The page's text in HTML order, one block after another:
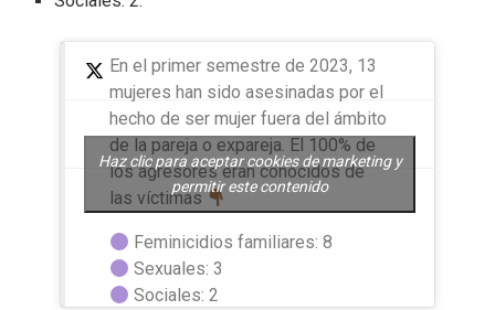
En el primer semestre de 2023, 13
mujeres han sido asesinadas por el
hecho de ser mujer fuera del ámbito
de la pareja o expareja. El 100% de
los agresores eran conocidos de
las víctimas
Feminicidios familiares: 8
Sexuales: 3
Sociales: 2
Haz clic para aceptar cookies de marketing y
permitir este contenido